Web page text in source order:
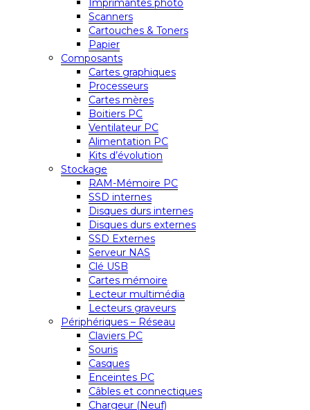
Imprimantes photo
Scanners
Cartouches & Toners
Papier
Composants
Cartes graphiques
Processeurs
Cartes mères
Boitiers PC
Ventilateur PC
Alimentation PC
Kits d’évolution
Stockage
RAM-Mémoire PC
SSD internes
Disques durs internes
Disques durs externes
SSD Externes
Serveur NAS
Clé USB
Cartes mémoire
Lecteur multimédia
Lecteurs graveurs
Périphériques – Réseau
Claviers PC
Souris
Casques
Enceintes PC
Câbles et connectiques
Chargeur (Neuf)